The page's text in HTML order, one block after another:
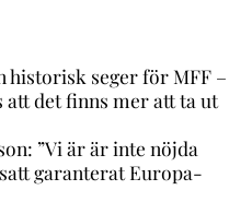
historisk seger för MFF –
att det finns mer att ta ut
”Vi är är inte nöjda
garanterat Europa-